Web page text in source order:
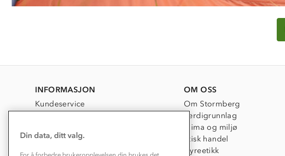
INFORMASJON
Kundeservice
Kundeklubb
Våre butikker
OM OSS
Om Stormberg
Verdigrunnlag
Klima og miljø
Etisk handel
Dyreetikk
Din data, ditt valg.